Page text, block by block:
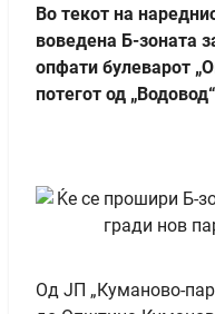
Во текот на
воведена Б-зоната
опфати булеварот
потегот од
Од ЈП „Куманово-